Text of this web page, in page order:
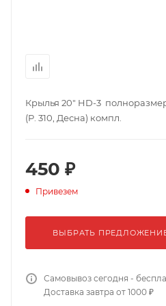
Крылья 20" HD-3
(P. 310, Десна) компл.
450 ₽
Привезем
ВЫБРАТЬ
Самовывоз сегодня -
Доставка завтра от 1000 ₽